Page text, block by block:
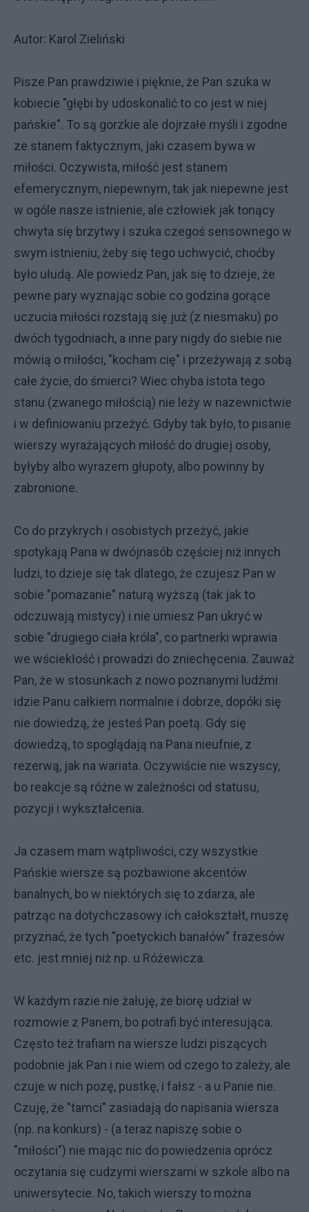
Autor: Karol Zieliński
Pisze Pan prawdziwie i pięknie, że Pan szuka w
kobiecie "głębi by udoskonalić to co jest w niej
pańskie". To są gorzkie ale dojrzałe myśli i zgodne
ze stanem faktycznym, jaki czasem bywa w
miłości. Oczywista, miłość jest stanem
efemerycznym, niepewnym, tak jak niepewne jest
w ogóle nasze istnienie, ale człowiek jak tonący
chwyta się brzytwy i szuka czegoś sensownego w
swym istnieniu, żeby się tego uchwycić, choćby
było ułudą. Ale powiedz Pan, jak się to dzieje, że
pewne pary wyznając sobie co godzina gorące
uczucia miłości rozstają się już (z niesmaku) po
dwóch tygodniach, a inne pary nigdy do siebie nie
mówią o miłości, "kocham cię" i przeżywają z sobą
całe życie, do śmierci? Wiec chyba istota tego
stanu (zwanego miłością) nie leży w nazewnictwie
i w definiowaniu przeżyć. Gdyby tak było, to pisanie
wierszy wyrażających miłość do drugiej osoby,
byłyby albo wyrazem głupoty, albo powinny by
zabronione.
Co do przykrych i osobistych przeżyć, jakie
spotykają Pana w dwójnasób częściej niż innych
ludzi, to dzieje się tak dlatego, że czujesz Pan w
sobie "pomazanie" naturą wyższą (tak jak to
odczuwają mistycy) i nie umiesz Pan ukryć w
sobie "drugiego ciała króla", co partnerki wprawia
we wściekłość i prowadzi do zniechęcenia. Zauważ
Pan, że w stosunkach z nowo poznanymi ludźmi
idzie Panu całkiem normalnie i dobrze, dopóki się
nie dowiedzą, że jesteś Pan poetą. Gdy się
dowiedzą, to spoglądają na Pana nieufnie, z
rezerwą, jak na wariata. Oczywiście nie wszyscy,
bo reakcje są różne w zależności od statusu,
pozycji i wykształcenia.
Ja czasem mam wątpliwości, czy wszystkie
Pańskie wiersze są pozbawione akcentów
banalnych, bo w niektórych się to zdarza, ale
patrząc na dotychczasowy ich całokształt, muszę
przyznać, że tych "poetyckich banałów" frazesów
etc. jest mniej niż np. u Różewicza.
W każdym razie nie żałuję, że biorę udział w
rozmowie z Panem, bo potrafi być interesująca.
Często też trafiam na wiersze ludzi piszących
podobnie jak Pan i nie wiem od czego to zależy, ale
czuje w nich pozę, pustkę, i fałsz - a u Panie nie.
Czuję, że "tamci" zasiadają do napisania wiersza
(np. na konkurs) - (a teraz napiszę sobie o
"miłości") nie mając nic do powiedzenia oprócz
oczytania się cudzymi wierszami w szkole albo na
uniwersytecie. No, takich wierszy to można